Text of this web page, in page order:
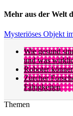
Mehr aus der Welt
Mysteriöses Objekt
Wie gesund
und was
Roboter
Zürcher
Fähigkeiten
Themen